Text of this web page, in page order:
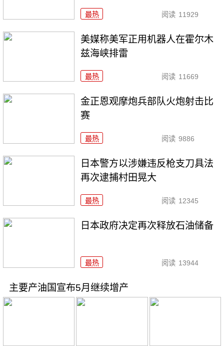
最热 阅读 11929
美媒称美军正用机器人在霍尔木
兹海峡排雷
最热 阅读 11669
金正恩观摩炮兵部队火炮射击比
赛
最热 阅读 9886
日本警方以涉嫌违反枪支刀具法
再次逮捕村田晃大
最热 阅读 12345
日本政府决定再次释放石油储备
最热 阅读 13944
主要产油国宣布5月继续增产